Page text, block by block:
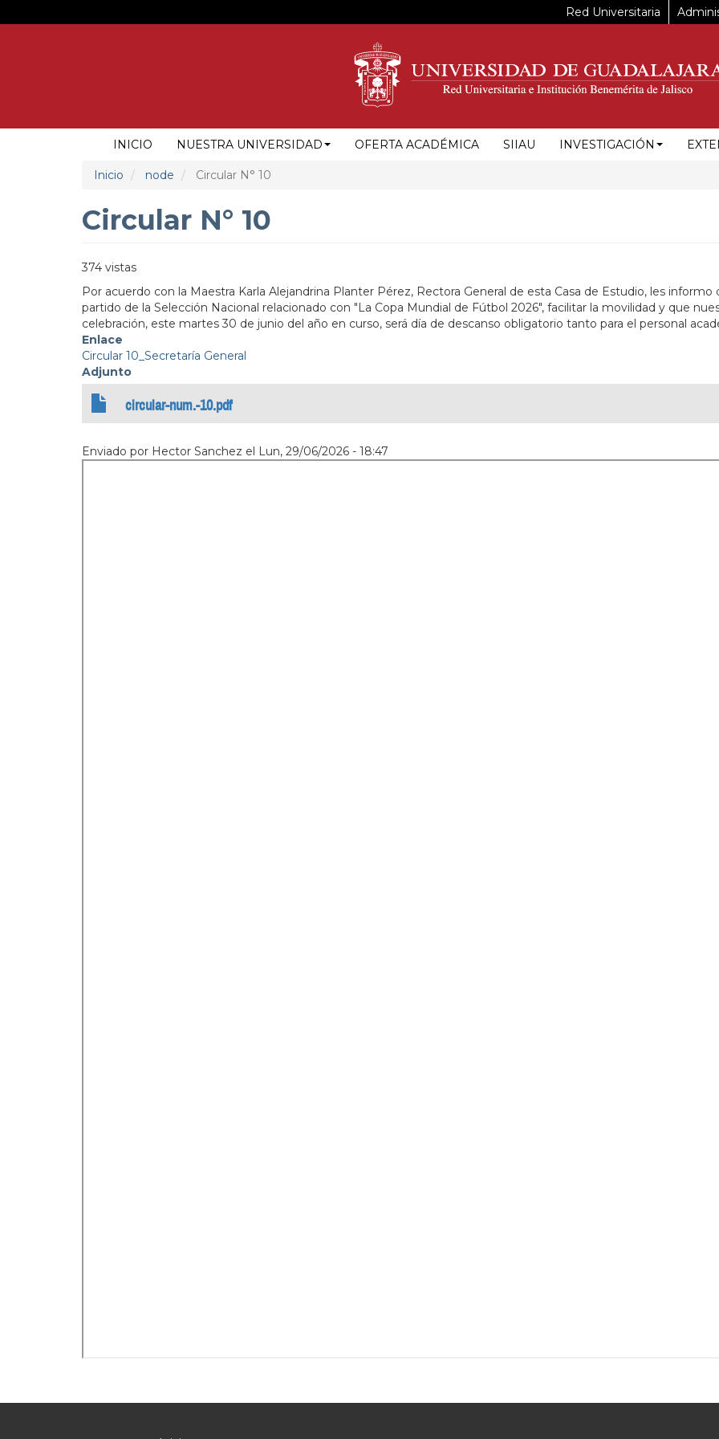
al
Red Universitaria
NAVEGACIÓN
PRINCIPAL
INICIO NUESTRA UNIVERSIDAD OFERTA ACADÉMICA SIIAU INVESTIGACIÓN
Inicio node Circular N° 10
Circular N° 10
374 vistas
Por acuerdo con la Maestra Karla Alejandrina Planter Pérez, Rectora General de esta Casa de Estudio, les
partido de la Selección Nacional relacionado con "La Copa Mundial de Fútbol 2026", facilitar la movilidad y que
celebración, este martes 30 de junio del año en curso, será día de descanso obligatorio tanto para el personal
Enlace
Circular 10_Secretaría General
Adjunto
circular-num.-10.pdf
Enviado por Hector Sanchez el Lun, 29/06/2026 - 18:47